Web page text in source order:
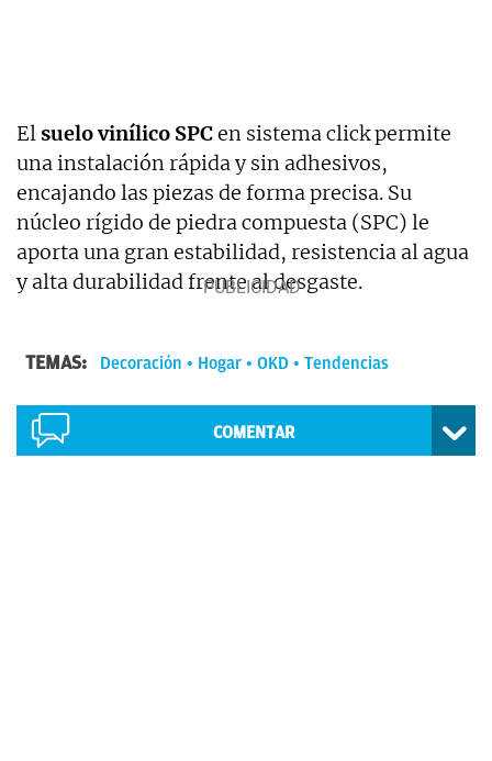
Elsuelo vinílico SPCen sistema click permite
una instalación rápida y sin adhesivos,
encajando las piezas de forma precisa. Su
núcleo rígido de piedra compuesta (SPC) le
aporta una gran estabilidad, resistencia al agua
y alta durabilidad frente al desgaste.
TEMAS: Decoración Hogar OKD Tendencias
COMENTAR